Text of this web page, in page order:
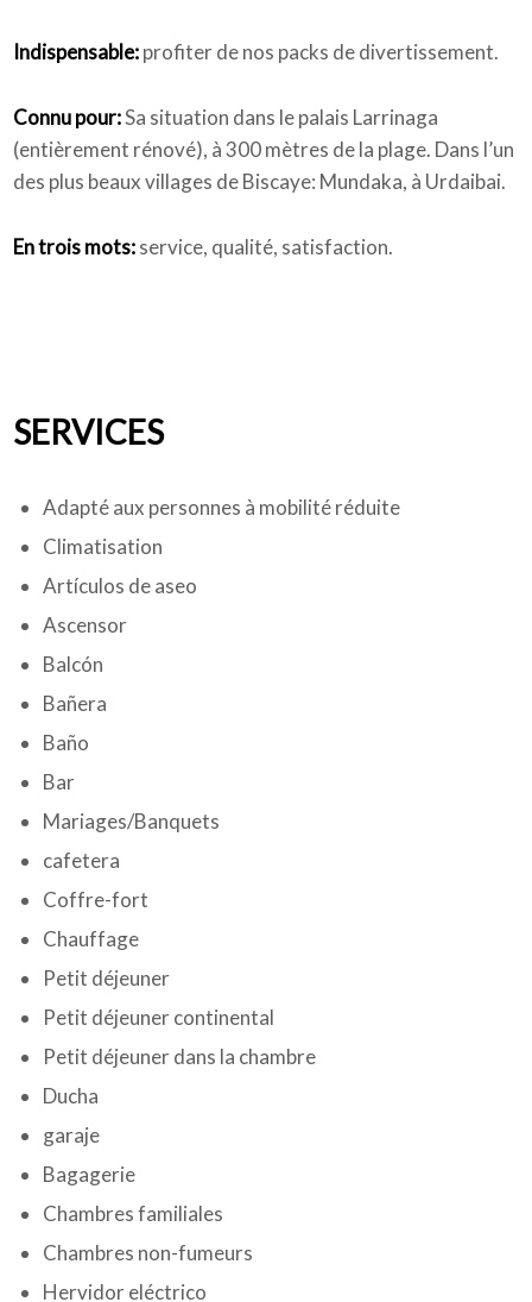
Indispensable:profiter de nos packs de divertissement.
Connu pour:Sa situation dans le palais Larrinaga
(entièrement rénové), à 300 mètres de la plage. Dans l’un
des plus beaux villages de Biscaye: Mundaka, à Urdaibai.
En trois mots:service, qualité, satisfaction.
SERVICES
Adapté aux personnes à mobilité réduite
Climatisation
Artículos de aseo
Ascensor
Balcón
Bañera
Baño
Bar
Mariages/Banquets
cafetera
Coffre-fort
Chauffage
Petit déjeuner
Petit déjeuner continental
Petit déjeuner dans la chambre
Ducha
garaje
Bagagerie
Chambres familiales
Chambres non-fumeurs
Hervidor eléctrico